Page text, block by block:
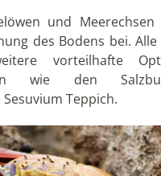
und
des Bodens bei.
vorteilhafte
wie den
Teppich.